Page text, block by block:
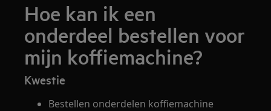
Hoe kan ik een
onderdeel bestellen voor
mijn koffiemachine?
Kwestie
Bestellen onderdelen koffiemachine